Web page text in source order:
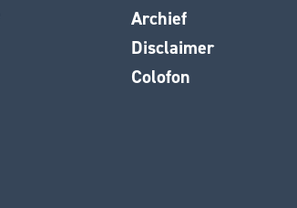
Archief
Disclaimer
Colofon